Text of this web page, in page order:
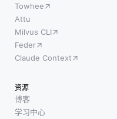
Towhee
Attu
Milvus CLI
Feder
Claude Context
资源
博客
学习中心